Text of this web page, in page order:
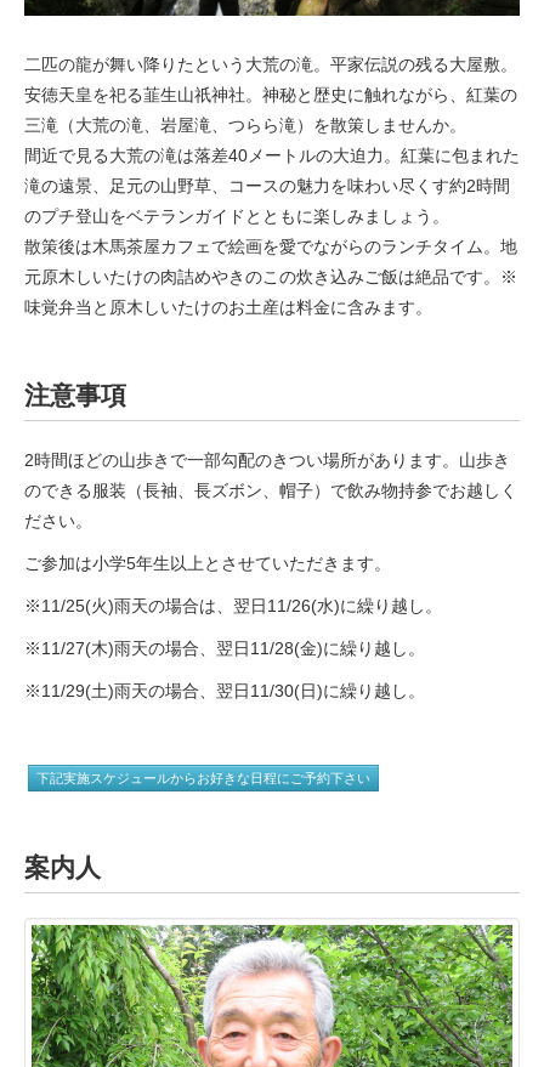
二匹の龍が舞い降りたという大荒の滝。平家伝説の残る大屋敷。
安徳天皇を祀る韮生山祇神社。神秘と歴史に触れながら、紅葉の
三滝（大荒の滝、岩屋滝、つらら滝）を散策しませんか。
間近で見る大荒の滝は落差40メートルの大迫力。紅葉に包まれた
滝の遠景、足元の山野草、コースの魅力を味わい尽くす約2時間
のプチ登山をベテランガイドとともに楽しみましょう。
散策後は木馬茶屋カフェで絵画を愛でながらのランチタイム。地
元原木しいたけの肉詰めやきのこの炊き込みご飯は絶品です。※
味覚弁当と原木しいたけのお土産は料金に含みます。
注意事項
2時間ほどの山歩きで一部勾配のきつい場所があります。山歩き
のできる服装（長袖、長ズボン、帽子）で飲み物持参でお越しく
ださい。
ご参加は小学5年生以上とさせていただきます。
※11/25(火)雨天の場合は、翌日11/26(水)に繰り越し。
※11/27(木)雨天の場合、翌日11/28(金)に繰り越し。
※11/29(土)雨天の場合、翌日11/30(日)に繰り越し。
下記実施スケジュールからお好きな日程にご予約下さい
案内人